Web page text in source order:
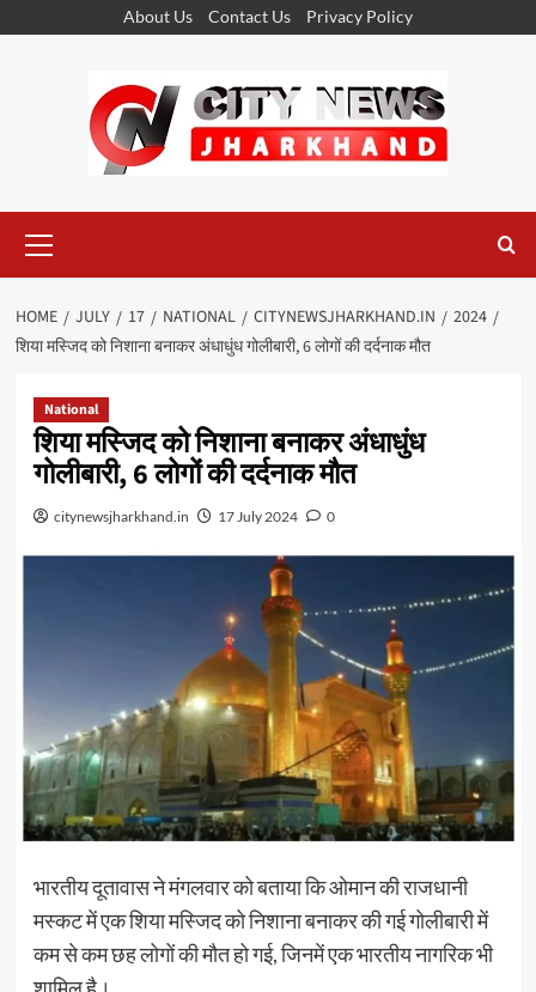
About Us Contact Us Privacy Policy
Menu
HOME JULY 17 NATIONAL CITYNEWSJHARKHAND.IN
2024
शिया मस्जिद को निशाना बनाकर अंधाधुंध गोलीबारी, 6 लोगों की दर्दनाक मौत
National
शिया मस्जिद को निशाना बनाकर अंधाधुंध
गोलीबारी, 6 लोगों की दर्दनाक मौत
citynewsjharkhand.in 17 July 2024 0
भारतीय दूतावास ने मंगलवार को बताया कि ओमान की राजधानी
मस्कट में एक शिया मस्जिद को निशाना बनाकर की गई गोलीबारी में
कम से कम छह लोगों की मौत हो गई, जिनमें एक भारतीय नागरिक भी